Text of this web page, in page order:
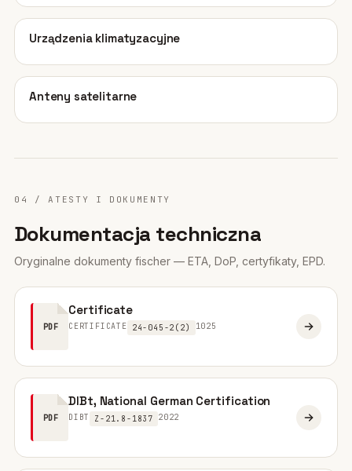
04
Urządzenia klimatyzacyjne
05
Anteny satelitarne
04 / ATESTY I DOKUMENTY
Dokumentacja techniczna
Oryginalne dokumenty fischer — ETA, DoP, certyfikaty, EPD.
PDF
Certificate
CERTIFICATE 24-045-2(2) 1025
PDF
DIBt, National German Certification
DIBT Z-21.8-1837 2022